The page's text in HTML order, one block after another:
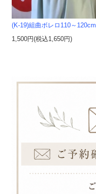
(K-19)組曲ボレロ110～120cm
1,500円(税込1,650円)